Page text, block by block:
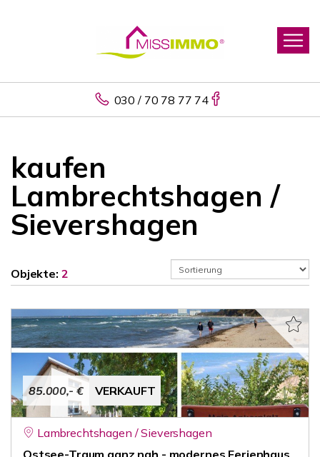
030 / 70 78 77 74
kaufen
Lambrechtshagen /
Sievershagen
Objekte: 2
85.000,- € VERKAUFT
Lambrechtshagen / Sievershagen
Ostsee-Traum ganz nah - modernes Ferienhaus